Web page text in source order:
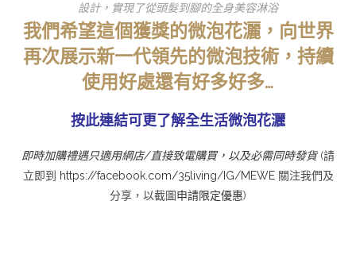
設計，實現了從頭髮到腳的全身美容淋浴
我們希望這個獲獎的微泡花灑，向世界
再次展示新一代領先的微泡技術，持續
使用好處還有好多好多…
按此連結可更了解全生活微泡花灑
即時加購禮遇只適用網店/直接致電購買，以及必需同時發貨(請
立即到
https://facebook.com/35living/IG/MEWE關注我們及
分享，以截圖申請限定優惠)